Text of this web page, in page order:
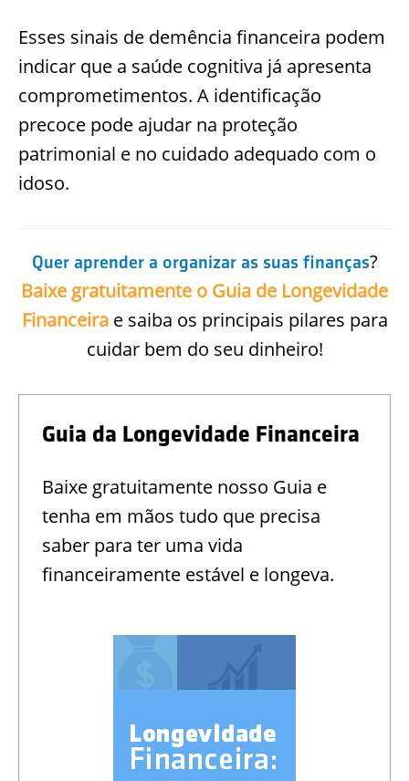
Esses sinais de demência financeira podem
indicar que a saúde cognitiva já apresenta
comprometimentos. A identificação
precoce pode ajudar na proteção
patrimonial e no cuidado adequado com o
idoso.
Quer aprender a organizar as suas finanças?
Baixe gratuitamente o Guia de Longevidade
Financeirae saiba os principais pilares para
cuidar bem do seu dinheiro!
Guia da Longevidade Financeira
Baixe gratuitamente nosso Guia e
tenha em mãos tudo que precisa
saber para ter uma vida
financeiramente estável e longeva.